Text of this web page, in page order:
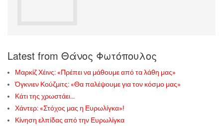
Latest from Θάνος Φωτόπουλος
Μαρκίζ Χέινς: «Πρέπει να μάθουμε από τα λάθη μας»
Όγκνιεν Κούζμιτς: «Θα παλέψουμε για τον κόσμο μας»
Κάτι της χρωστάει…
Χάντερ: «Στόχος μας η Ευρωλίγκα»!
Κίνηση ελπίδας από την Ευρωλίγκα